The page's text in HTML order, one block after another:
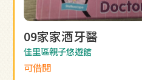
09家家酒牙醫
佳里區親子悠遊館
可借閱